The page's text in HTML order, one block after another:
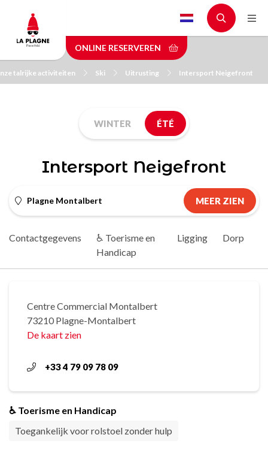
main
content
ONLINE RESERVEREN
talrijke activiteiten Ski Uitrusting Intersport Neigefront
WINTER ÉTÉ
Intersport Neigefront
Plagne Montalbert MEER ZIEN
Contactgegevens
♿ Toerisme en
Handicap
Ligging Dorp
Centre Commercial Montalbert
73210 Plagne-Montalbert
De kaart zien
+33 4 79 09 78 09
♿ Toerisme en Handicap
Toegankelijk voor rolstoel zonder hulp